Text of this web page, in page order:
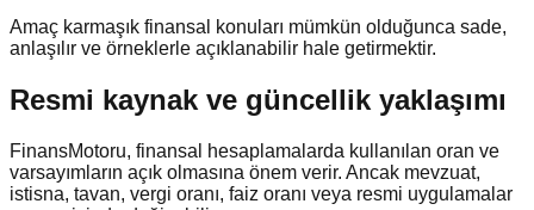
Amaç karmaşık finansal konuları mümkün olduğunca sade,
anlaşılır ve örneklerle açıklanabilir hale getirmektir.
Resmi kaynak ve güncellik yaklaşımı
FinansMotoru, finansal hesaplamalarda kullanılan oran ve
varsayımların açık olmasına önem verir. Ancak mevzuat,
istisna, tavan, vergi oranı, faiz oranı veya resmi uygulamalar